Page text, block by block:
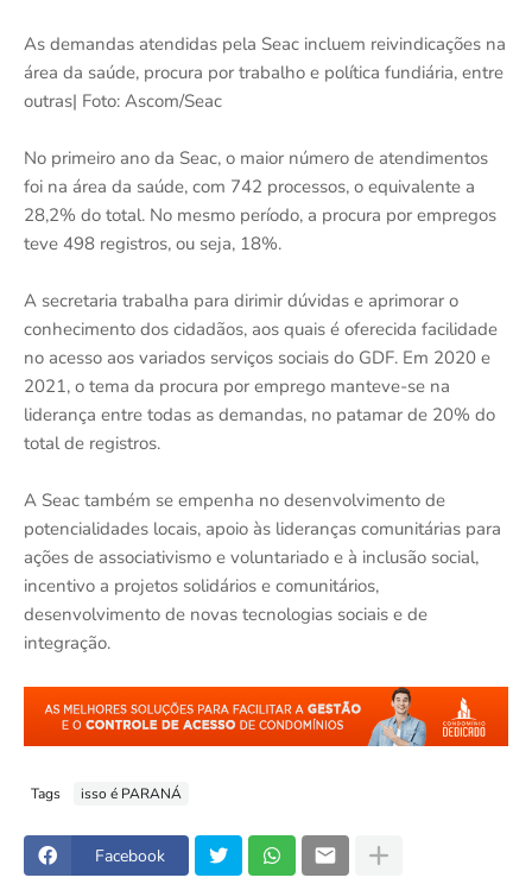
As demandas atendidas pela Seac incluem reivindicações na
área da saúde, procura por trabalho e política fundiária, entre
outras| Foto: Ascom/Seac
No primeiro ano da Seac, o maior número de atendimentos
foi na área da saúde, com 742 processos, o equivalente a
28,2% do total. No mesmo período, a procura por empregos
teve 498 registros, ou seja, 18%.
A secretaria trabalha para dirimir dúvidas e aprimorar o
conhecimento dos cidadãos, aos quais é oferecida facilidade
no acesso aos variados serviços sociais do GDF. Em 2020 e
2021, o tema da procura por emprego manteve-se na
liderança entre todas as demandas, no patamar de 20% do
total de registros.
A Seac também se empenha no desenvolvimento de
potencialidades locais, apoio às lideranças comunitárias para
ações de associativismo e voluntariado e à inclusão social,
incentivo a projetos solidários e comunitários,
desenvolvimento de novas tecnologias sociais e de
integração.
Tags isso é PARANÁ
Facebook